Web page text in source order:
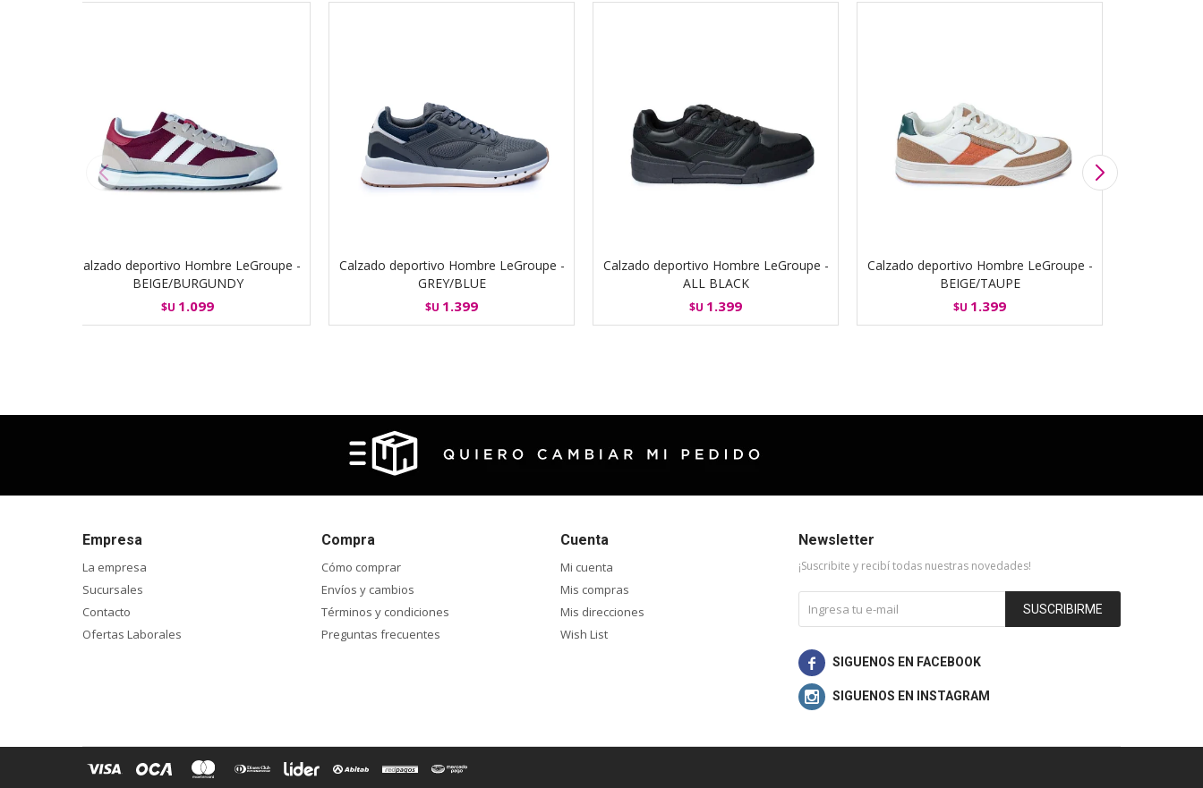
Calzado deportivo Hombre LeGroupe -
BEIGE/BURGUNDY
$U 1.099
Calzado deportivo Hombre LeGroupe -
GREY/BLUE
$U 1.399
Calzado deportivo Hombre LeGroupe -
ALL BLACK
$U 1.399
Calzado deportivo Hombre LeGroupe -
BEIGE/TAUPE
$U 1.399
Empresa
La empresa
Sucursales
Contacto
Ofertas Laborales
Compra
Cómo comprar
Envíos y cambios
Términos y condiciones
Preguntas frecuentes
Cuenta
Mi cuenta
Mis compras
Mis direcciones
Wish List
Newsletter
¡Suscribite y recibí todas nuestras novedades!
SUSCRIBIRME

